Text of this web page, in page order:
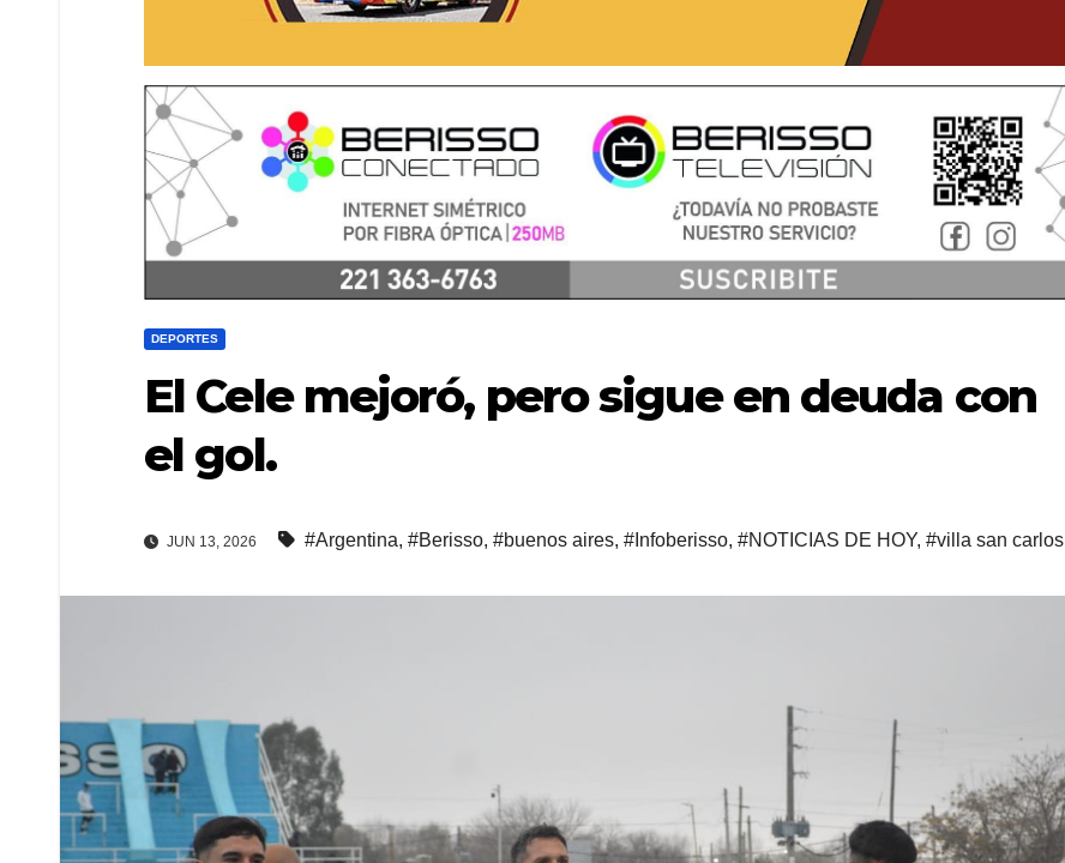
DEPORTES
El Cele mejoró, pero sigue en deuda con
el gol.
JUN 13, 2026 #Argentina, #Berisso, #buenos aires, #Infoberisso, #NOTICIAS DE HOY, #villa san carlos